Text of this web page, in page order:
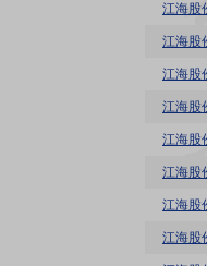
江海股
江海股
江海股
江海股
江海股
江海股
江海股